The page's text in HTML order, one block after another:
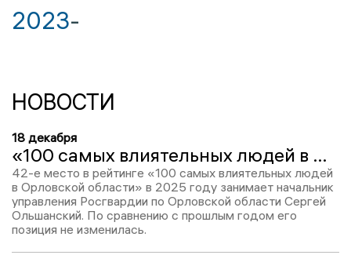
2023-
НОВОСТИ
18 декабря
«100 самых влиятельных людей в Орловской области-2025»: Сергей Ольшанский – 42
42-е место в рейтинге «100 самых влиятельных людей
в Орловской области» в 2025 году занимает начальник
управления Росгвардии по Орловской области Сергей
Ольшанский. По сравнению с прошлым годом его
позиция не изменилась.